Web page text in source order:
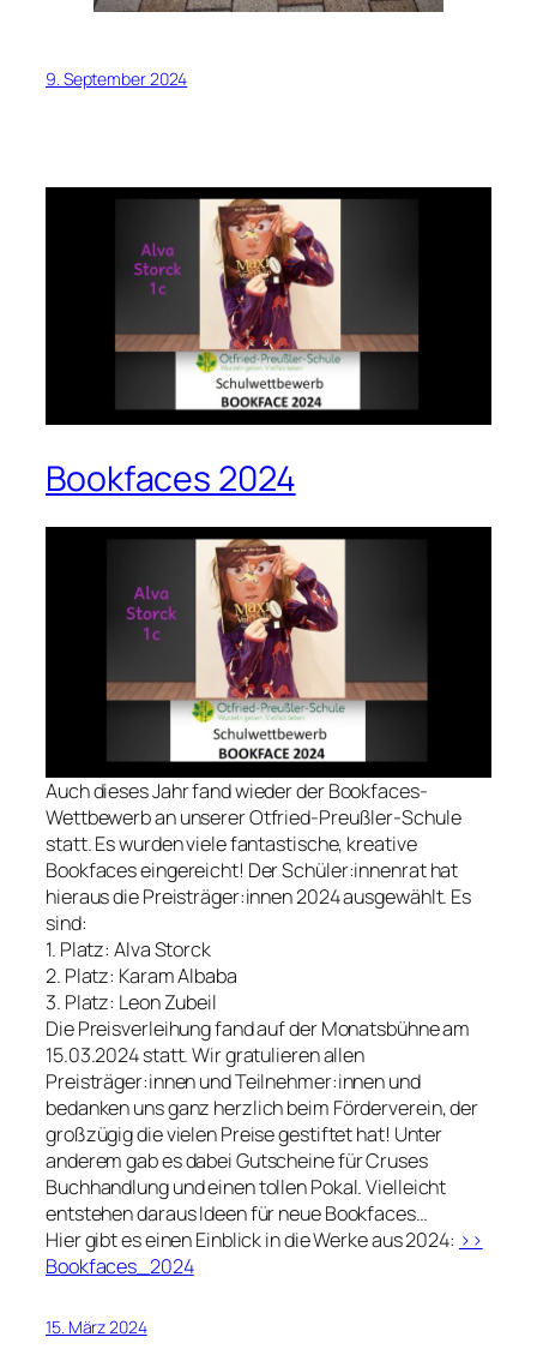
9. September 2024
Bookfaces 2024
Auch dieses Jahr fand wieder der Bookfaces-
Wettbewerb an unserer Otfried-Preußler-Schule
statt. Es wurden viele fantastische, kreative
Bookfaces eingereicht! Der Schüler:innenrat hat
hieraus die Preisträger:innen 2024 ausgewählt. Es
sind:
1. Platz: Alva Storck
2. Platz: Karam Albaba
3. Platz: Leon Zubeil
Die Preisverleihung fand auf der Monatsbühne am
15.03.2024 statt. Wir gratulieren allen
Preisträger:innen und Teilnehmer:innen und
bedanken uns ganz herzlich beim Förderverein, der
großzügig die vielen Preise gestiftet hat! Unter
anderem gab es dabei Gutscheine für Cruses
Buchhandlung und einen tollen Pokal. Vielleicht
entstehen daraus Ideen für neue Bookfaces…
Hier gibt es einen Einblick in die Werke aus 2024: >>
Bookfaces_2024
15. März 2024